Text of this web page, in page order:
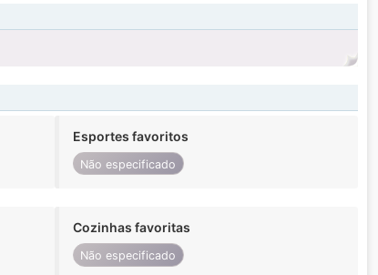
Esportes favoritos
Não especificado
Cozinhas favoritas
Não especificado